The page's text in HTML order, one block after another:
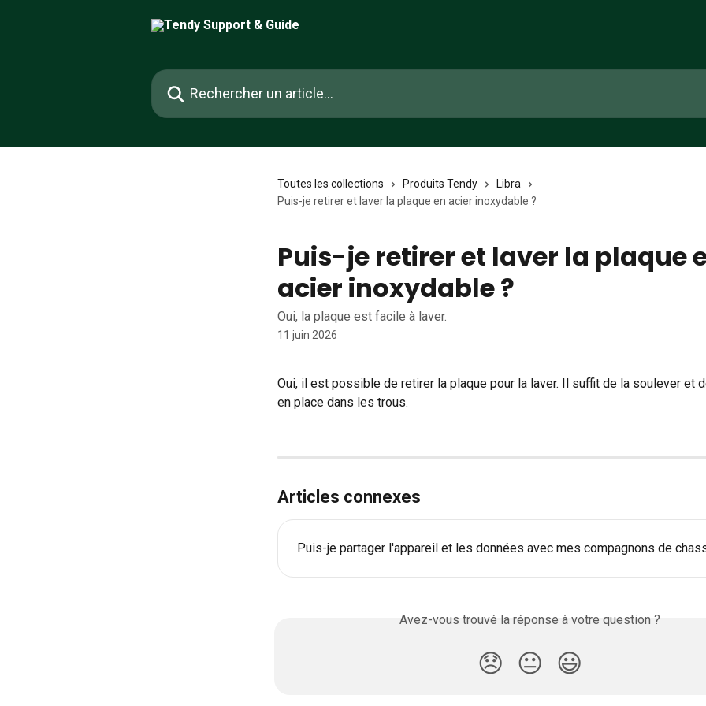
Rechercher un article...
Toutes les collections Produits Tendy
Libra
Puis-je retirer et laver la plaque en acier inoxydable ?
Puis-je retirer et laver la plaque
acier inoxydable ?
Oui, la plaque est facile à laver.
11 juin 2026
Oui, il est possible de retirer la plaque pour la laver. Il suffit de la soulever et
en place dans les trous.
Articles connexes
Puis-je partager l'appareil et les données avec mes compagnons de
Avez-vous trouvé la réponse à votre question ?
😞 😐 😃